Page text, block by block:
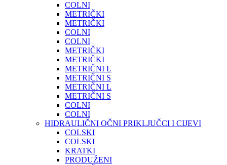
COLNI
METRIČKI
METRIČKI
COLNI
COLNI
METRIČKI
METRIČKI
METRIČNI L
METRIČNI S
METRIČNI L
METRIČNI S
COLNI
COLNI
HIDRAULIČNI OČNI PRIKLJUČCI I CIJEVI
COLSKI
COLSKI
KRATKI
PRODUŽENI